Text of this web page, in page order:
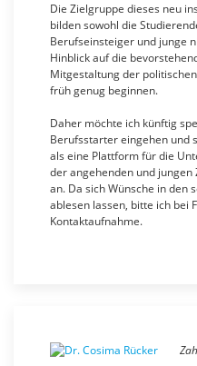
Die Zielgruppe dieses neu
bilden sowohl die
Berufseinsteiger und junge
Hinblick auf die
Mitgestaltung der
früh genug beginnen.
Daher möchte ich künftig
Berufsstarter eingehen und
als eine Plattform für die
der angehenden und
an. Da sich Wünsche in den
ablesen lassen, bitte ich bei
Kontaktaufnahme.